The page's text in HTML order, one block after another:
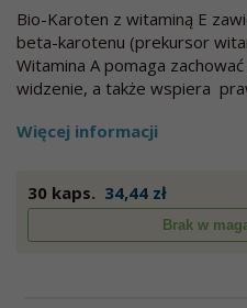
Bio-Karoten z witaminą E
beta-karotenu (prekursor
Witamina A pomaga
widzenie, a także wspiera
Więcej informacji
30 kaps. 34,44 zł
Brak w